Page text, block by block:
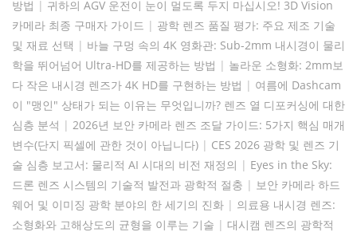
방법 | 귀하의 AGV 운전이 눈이 멀도록 두지 마십시오! 3D Vision
카메라 최종 구매자 가이드 | 광학 렌즈 품질 평가: 주요 제조 기술
및 재료 선택 | 바늘 구멍 속의 4K 영화관: Sub-2mm 내시경이 물리
학을 뛰어넘어 Ultra-HD를 제공하는 방법 | 놀라운 소형화: 2mm보
다 작은 내시경 렌즈가 4K HD를 구현하는 방법 | 여름에 Dashcam
이 "맹인" 상태가 되는 이유는 무엇입니까? 렌즈 열 디포커싱에 대한
심층 분석 | 2026년 보안 카메라 렌즈 조달 가이드: 5가지 핵심 매개
변수(단지 픽셀에 관한 것이 아닙니다) | CES 2026 광학 및 렌즈 기
술 심층 보고서: 물리적 AI 시대의 비전 재정의 | Eyes in the Sky:
드론 렌즈 시스템의 기술적 발전과 광학적 절충 | 보안 카메라 하드
웨어 및 이미징 광학 분야의 한 세기의 진화 | 의료용 내시경 렌즈:
소형화와 고해상도의 균형을 이루는 기술 | 대시캠 렌즈의 광학적